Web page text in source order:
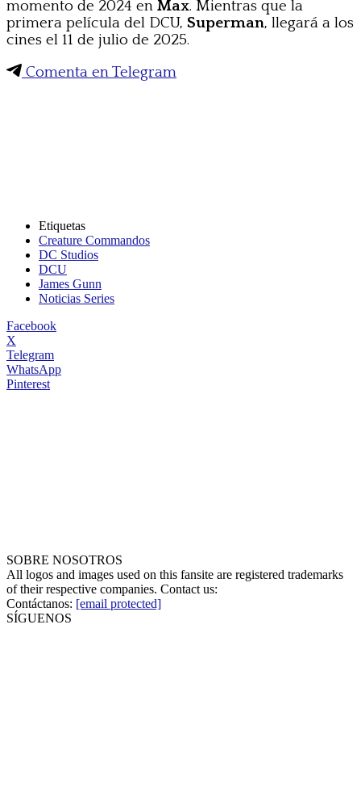
momento de 2024 en Max. Mientras que la
primera película del DCU, Superman, llegará a los
cines el 11 de julio de 2025.
Comenta en Telegram
Etiquetas
Creature Commandos
DC Studios
DCU
James Gunn
Noticias Series
Facebook
X
Telegram
WhatsApp
Pinterest
SOBRE NOSOTROS
All logos and images used on this fansite are registered trademarks
of their respective companies. Contact us:
Contáctanos: [email protected]
SÍGUENOS